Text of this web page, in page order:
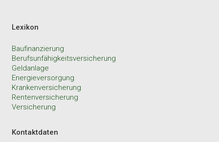
Lexikon
Baufinanzierung
Berufsunfähigkeitsversicherung
Geldanlage
Energieversorgung
Krankenversicherung
Rentenversicherung
Versicherung
Kontaktdaten